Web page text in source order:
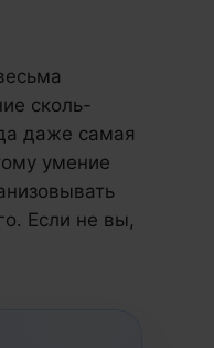
сколь-
даже самая
умение
Если не вы,